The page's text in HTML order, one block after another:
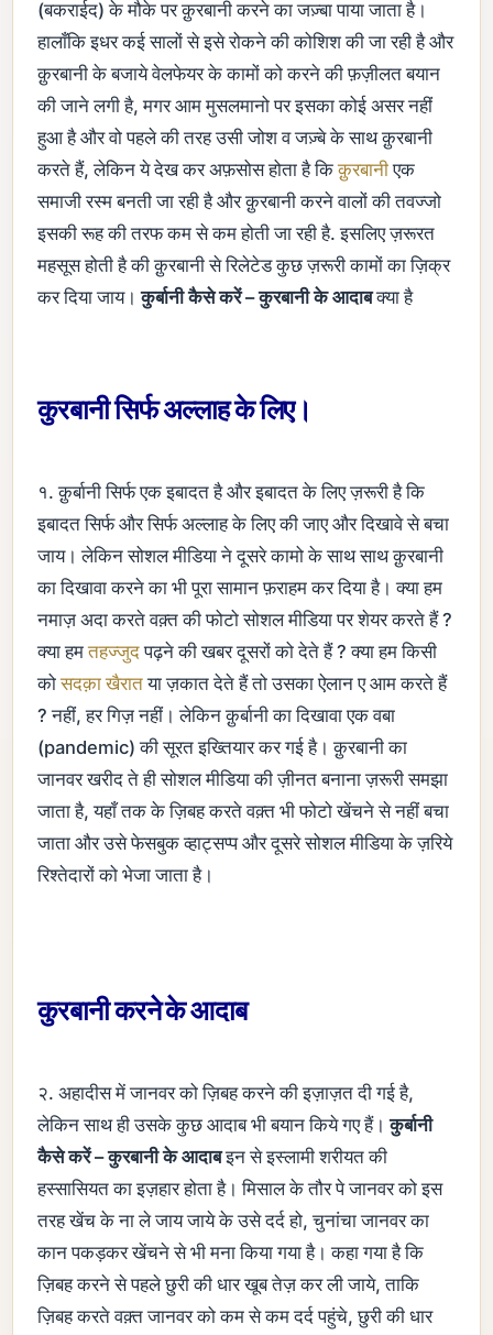
(बकराईद) के मौके पर क़ुरबानी करने का जज़्बा पाया जाता है।
हालाँकि इधर कई सालों से इसे रोकने की कोशिश की जा रही है और
क़ुरबानी के बजाये वेलफेयर के कामों को करने की फ़ज़ीलत बयान
की जाने लगी है, मगर आम मुसलमानो पर इसका कोई असर नहीं
हुआ है और वो पहले की तरह उसी जोश व जज़्बे के साथ क़ुरबानी
करते हैं, लेकिन ये देख कर अफ़सोस होता है किक़ुरबानीएक
समाजी रस्म बनती जा रही है और क़ुरबानी करने वालों की तवज्जो
इसकी रूह की तरफ कम से कम होती जा रही है. इसलिए ज़रूरत
महसूस होती है की क़ुरबानी से रिलेटेड कुछ ज़रूरी कामों का ज़िक्र
कर दिया जाय। कुर्बानी कैसे करें – कुरबानी के आदाबक्या है
कुरबानी सिर्फ अल्लाह के लिए।
१. क़ुर्बानी सिर्फ एक इबादत है और इबादत के लिए ज़रूरी है कि
इबादत सिर्फ और सिर्फ अल्लाह के लिए की जाए और दिखावे से बचा
जाय। लेकिन सोशल मीडिया ने दूसरे कामो के साथ साथ क़ुरबानी
का दिखावा करने का भी पूरा सामान फ़राहम कर दिया है। क्या हम
नमाज़ अदा करते वक़्त की फोटो सोशल मीडिया पर शेयर करते हैं ?
क्या हमतहज्जुदपढ़ने की खबर दूसरों को देते हैं ? क्या हम किसी
कोसदक़ा खैरातया ज़कात देते हैं तो उसका ऐलान ए आम करते हैं
? नहीं, हर गिज़ नहीं। लेकिन क़ुर्बानी का दिखावा एक वबा
(pandemic) की सूरत इख्तियार कर गई है। क़ुरबानी का
जानवर खरीद ते ही सोशल मीडिया की ज़ीनत बनाना ज़रूरी समझा
जाता है, यहाँ तक के ज़िबह करते वक़्त भी फोटो खेंचने से नहीं बचा
जाता और उसे फेसबुक व्हाट्सप्प और दूसरे सोशल मीडिया के ज़रिये
रिश्तेदारों को भेजा जाता है।
कुरबानी करने के आदाब
२. अहादीस में जानवर को ज़िबह करने की इज़ाज़त दी गई है,
लेकिन साथ ही उसके कुछ आदाब भी बयान किये गए हैं।कुर्बानी
कैसे करें – कुरबानी के आदाबइन से इस्लामी शरीयत की
हस्सासियत का इज़हार होता है। मिसाल के तौर पे जानवर को इस
तरह खेंच के ना ले जाय जाये के उसे दर्द हो, चुनांचा जानवर का
कान पकड़कर खेंचने से भी मना किया गया है। कहा गया है कि
ज़िबह करने से पहले छुरी की धार खूब तेज़ कर ली जाये, ताकि
ज़िबह करते वक़्त जानवर को कम से कम दर्द पहुंचे, छुरी की धार